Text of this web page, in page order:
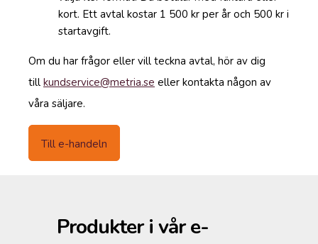
kort. Ett avtal kostar 1 500 kr per år och 500 kr i
startavgift.
Om du har frågor eller vill teckna avtal, hör av dig
till kundservice@metria.se eller kontakta någon av
våra säljare.
Till e-handeln
Produkter i vår e-